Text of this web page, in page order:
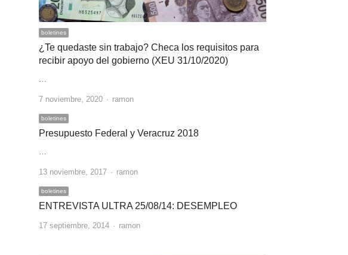
boletines
¿Te quedaste sin trabajo? Checa los requisitos para
recibir apoyo del gobierno (XEU 31/10/2020)
…
7 noviembre, 2020 Author
ramon
boletines
Presupuesto Federal y Veracruz 2018
…
13 noviembre, 2017 Author
ramon
boletines
ENTREVISTA ULTRA 25/08/14: DESEMPLEO
17 septiembre, 2014 Author
ramon